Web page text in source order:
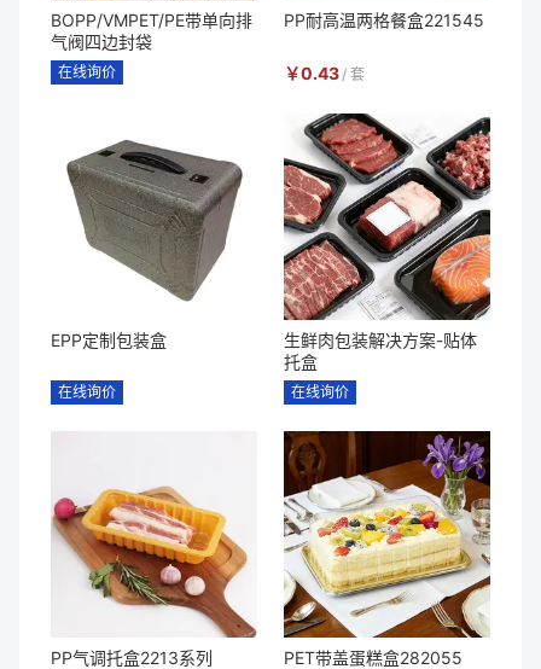
BOPP/VMPET/PE带单向排
气阀四边封袋
在线询价
PP耐高温两格餐盒221545
￥0.43/ 套
EPP定制包装盒
在线询价
生鲜肉包装解决方案-贴体
托盒
在线询价
PP气调托盒2213系列 PET带盖蛋糕盒282055